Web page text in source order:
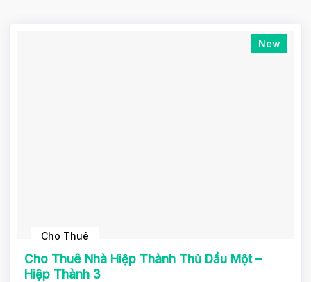
Cho Thuê
New
Cho Thuê Nhà Hiệp Thành Thủ Dầu Một –
Hiệp Thành 3